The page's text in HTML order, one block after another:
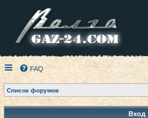
FAQ
Список форумов
Вход